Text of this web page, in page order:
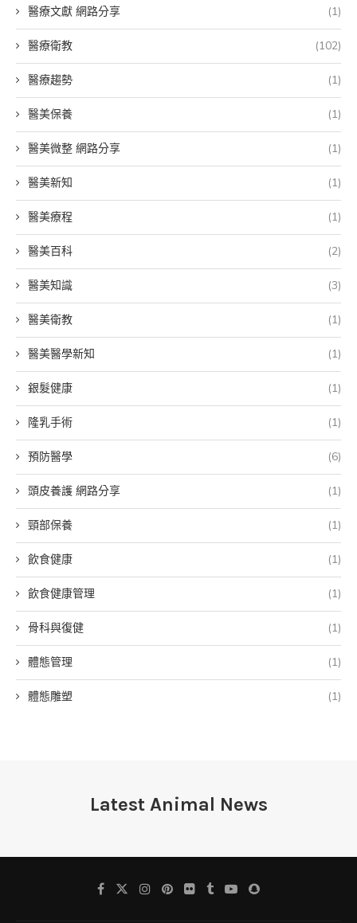
醫療文獻 網路分享 (1)
醫療衛教 (102)
醫療趨勢 (1)
醫美保養 (1)
醫美微整 網路分享 (1)
醫美新知 (1)
醫美療程 (1)
醫美百科 (2)
醫美知識 (3)
醫美衛教 (1)
醫美醫學新知 (1)
銀髮健康 (1)
隆乳手術 (1)
預防醫學 (6)
頭皮養護 網路分享 (1)
頸部保養 (1)
飲食健康 (1)
飲食健康管理 (1)
骨科與復健 (1)
體態管理 (1)
體態雕塑 (1)
Latest Animal News